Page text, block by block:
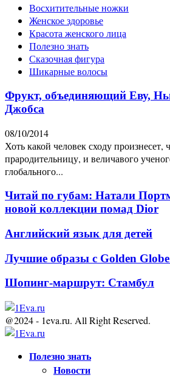
Восхитительные ножки
Женское здоровье
Красота женского лица
Полезно знать
Сказочная фигура
Шикарные волосы
Фрукт, объединяющий Еву,
Джобса
08/10/2014
Хоть какой человек сходу
прародительницу, и величавого
глобального...
Читай по губам: Натали
новой коллекции помад Dior
Английский язык для детей
Лучшие образы с Golden
Шопинг-маршрут: Стамбул
@2024 - 1eva.ru. All Right Reserved.
Полезно знать
Новости